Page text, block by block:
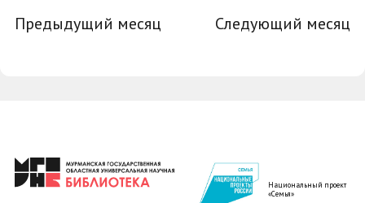
Предыдущий месяц Следующий месяц
Национальный проект
«Семья»